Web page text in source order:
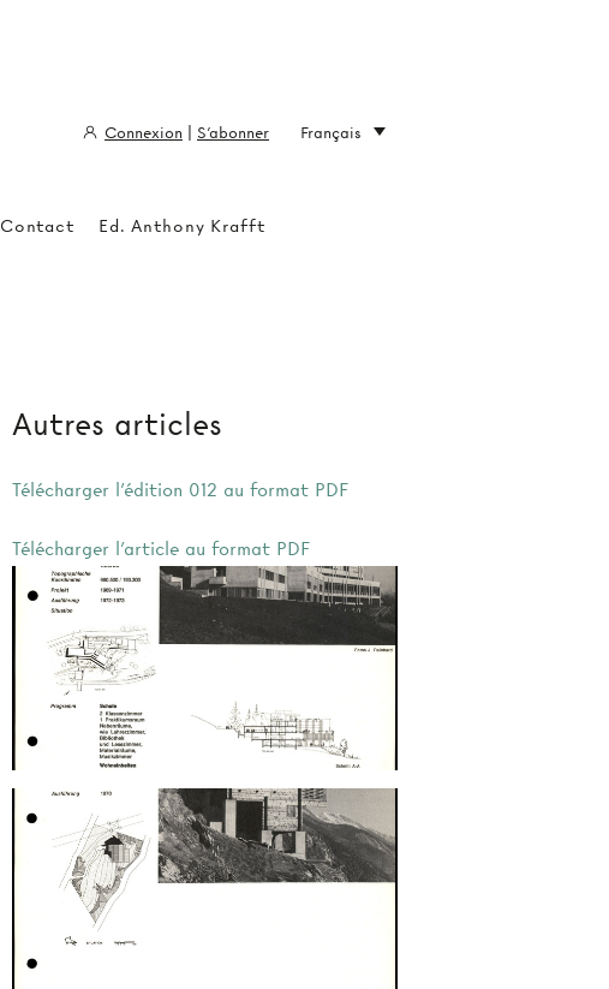
Autres articles
Télécharger l'édition 012 au format PDF
Télécharger l'article au format PDF
Contact Ed. Anthony Krafft
Connexion S'abonner Français